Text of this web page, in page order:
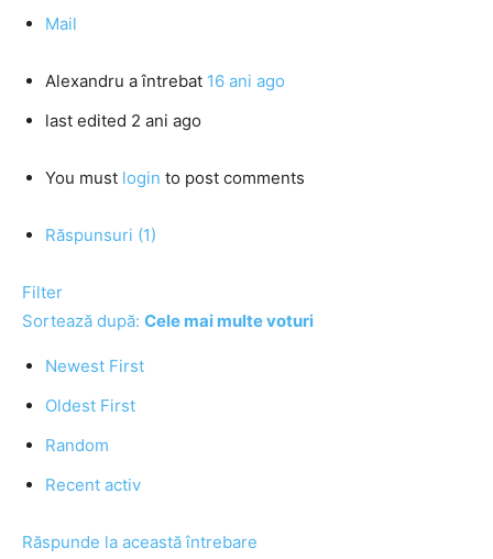
Mail
Alexandru a întrebat 16 ani ago
last edited 2 ani ago
You must login to post comments
Răspunsuri (1)
Filter
Sortează după: Cele mai multe voturi
Newest First
Oldest First
Random
Recent activ
Răspunde la această întrebare